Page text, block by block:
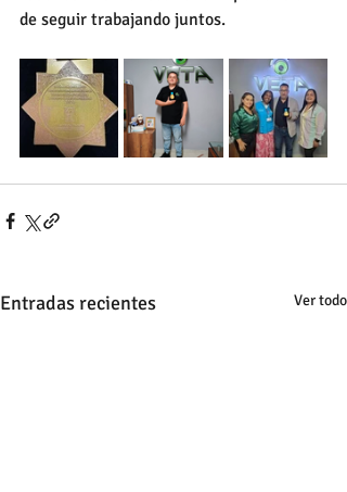
de seguir trabajando juntos.
Entradas recientes Ver todo